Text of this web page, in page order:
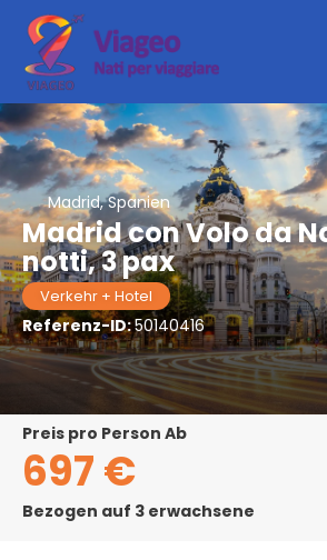
Madrid, Spanien
Madrid con Volo da
notti, 3 pax
Verkehr + Hotel
Referenz-ID:50140416
Preis pro Person Ab
697 €
Bezogen auf 3 erwachsene